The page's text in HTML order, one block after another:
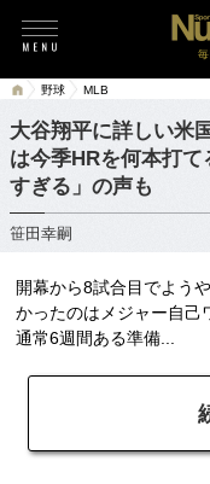
野球 MLB
大谷翔平に詳しい米
は今季HRを何本打
すぎる」の声も
笹田幸嗣
開幕から8試合目でよう
かったのはメジャー自己
通常6週間ある準備...